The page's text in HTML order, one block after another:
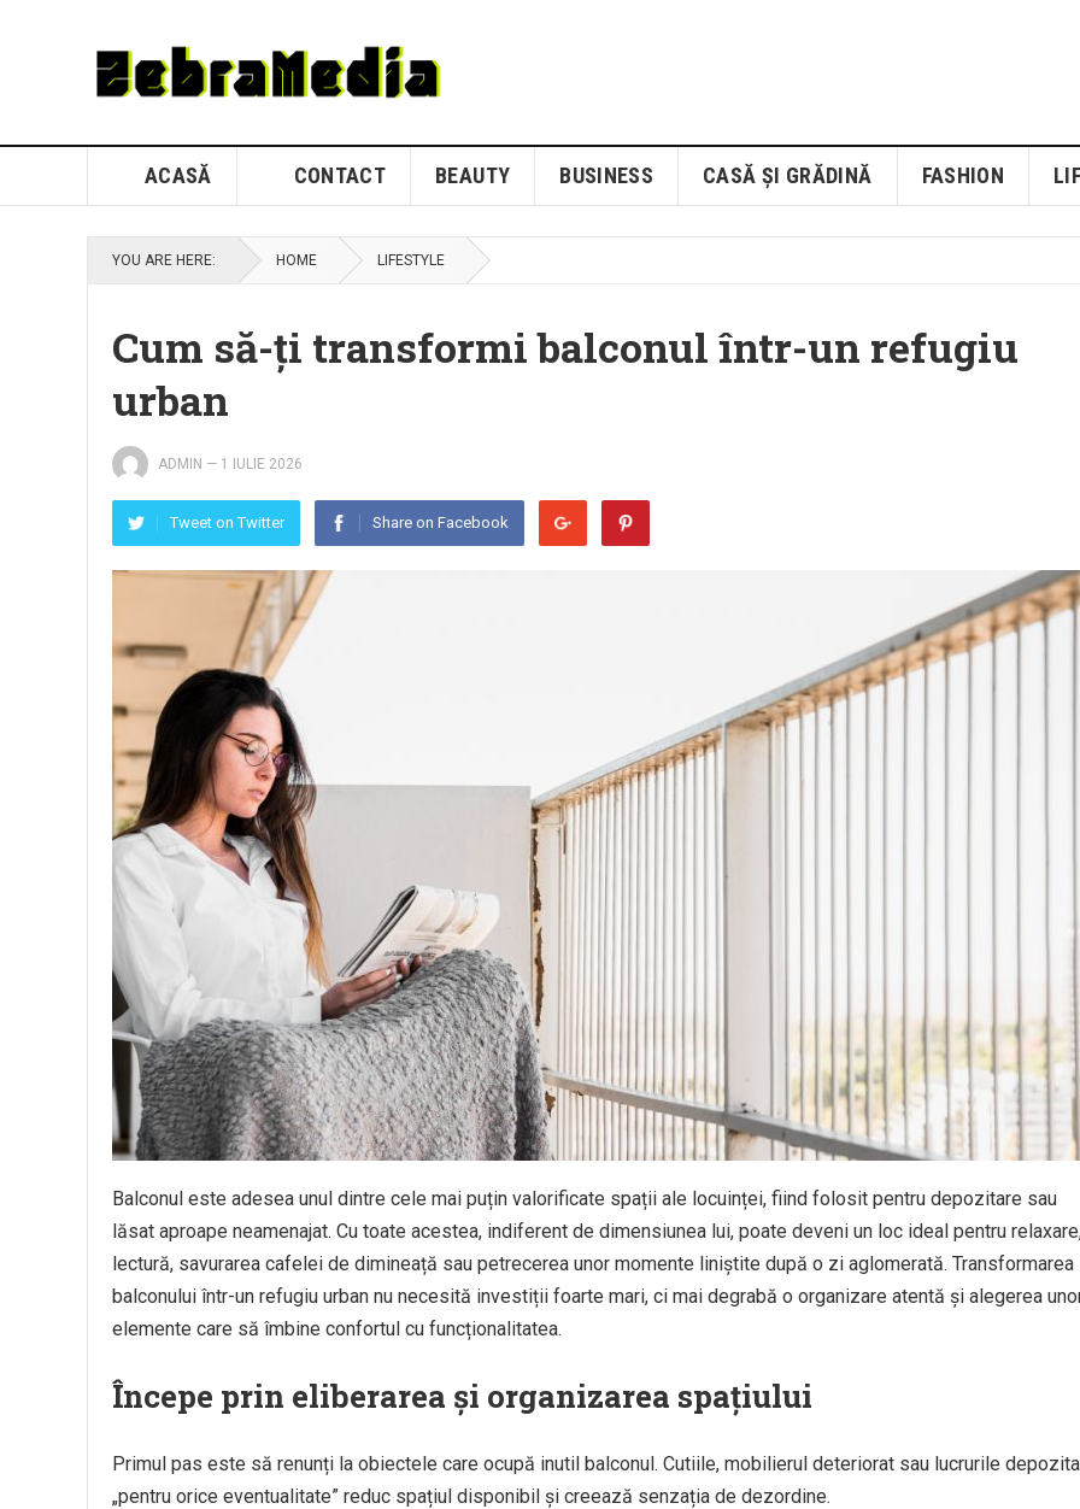
ACASĂ CONTACT BEAUTY BUSINESS CASĂ ȘI GRĂDINĂ FASHION
YOU ARE HERE: HOME LIFESTYLE
Cum să-ți transformi balconul într-un refugiu
urban
ADMIN — 1 IULIE 2026
Tweet on Twitter Share on Facebook
Balconul este adesea unul dintre cele mai puțin valorificate spații ale locuinței, fiind folosit pentru depozitare sau
lăsat aproape neamenajat. Cu toate acestea, indiferent de dimensiunea lui, poate deveni un loc ideal pentru
lectură, savurarea cafelei de dimineață sau petrecerea unor momente liniștite după o zi aglomerată. Transformarea
balconului într-un refugiu urban nu necesită investiții foarte mari, ci mai degrabă o organizare atentă și alegerea
elemente care să îmbine confortul cu funcționalitatea.
Începe prin eliberarea și organizarea spațiului
Primul pas este să renunți la obiectele care ocupă inutil balconul. Cutiile, mobilierul deteriorat sau lucrurile
„pentru orice eventualitate” reduc spațiul disponibil și creează senzația de dezordine.